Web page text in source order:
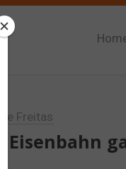
Freitas
Eisenbahn